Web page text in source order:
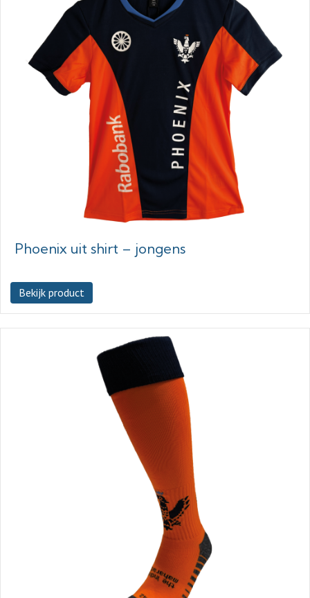
Phoenix uit shirt – jongens
Bekijk product